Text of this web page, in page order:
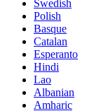
Swedish
Polish
Basque
Catalan
Esperanto
Hindi
Lao
Albanian
Amharic